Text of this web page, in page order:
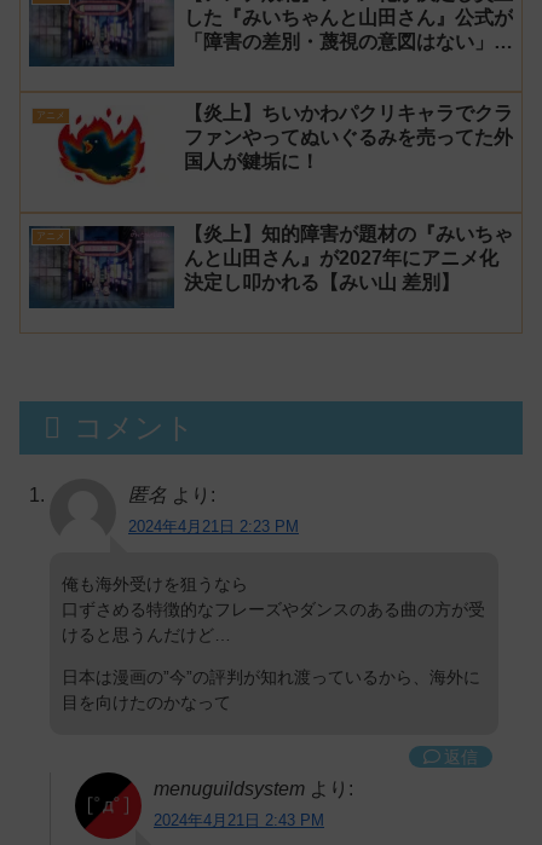
した『みいちゃんと山田さん』公式が
「障害の差別・蔑視の意図はない」と
アニメ
【炎上】ちいかわパクリキャラでクラ
ファンやってぬいぐるみを売ってた外
国人が鍵垢に！
アニメ
【炎上】知的障害が題材の『みいちゃ
んと山田さん』が2027年にアニメ化
決定し叩かれる【みい山 差別】
コメント
匿名 より:
2024年4月21日 2:23 PM
俺も海外受けを狙うなら
口ずさめる特徴的なフレーズやダンスのある曲の方が受
けると思うんだけど…
日本は漫画の”今”の評判が知れ渡っているから、海外に
目を向けたのかなって
返信
menuguildsystem より:
2024年4月21日 2:43 PM